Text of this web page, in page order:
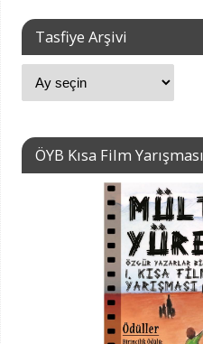
Tasfiye Arşivi
ÖYB Kısa Film Yarışması